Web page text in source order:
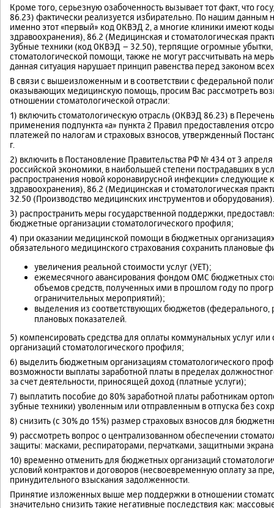
Кроме того, серьезную озабоченность вызывает тот факт, что
86.23) фактически реализуется избирательно. По нашим данным
именно этот «первый» код ОКВЭД 2, а многие клиники имеют
здравоохранения), 86.2 (Медицинская и стоматологическая
Зубные техники (код ОКВЭД – 32.50), терпящие огромные убытки,
стоматологической помощи, также не могут рассчитывать на
данная ситуация нарушает принцип равенства перед законом
В связи с вышеизложенным и в соответствии с федеральной
оказывающих медицинскую помощь, просим Вас рассмотреть
отношении стоматологической отрасли:
1) включить стоматологическую отрасль (ОКВЭД 86.23) в
применения подпункта «а» пункта 2 Правил предоставления
платежей по налогам и страховых взносов, утвержденный
г.
2) включить в Постановление Правительства РФ № 434 от 3
российской экономики, в наибольшей степени пострадавших в
распространения новой коронавирусной инфекции» следующие
здравоохранения), 86.2 (Медицинская и стоматологическая
32.50 (Производство медицинских инструментов и оборудования).
3) распространить меры государственной поддержки,
бюджетные организации стоматологического профиля;
4) при оказании медицинской помощи в бюджетных
обязательного медицинского страхования сохранить плановые
увеличения реальной стоимости услуг (УЕТ);
ежемесячного авансирования фондом ОМС бюджетных
объемов средств, полученных ими в прошлом году по
ограничительных мероприятий);
выделения из соответствующих бюджетов (федерального,
плановых показателей.
5) компенсировать средства для оплаты коммунальных услуг
организаций стоматологического профиля;
6) выделить бюджетным организациям стоматологического
возможности выплаты заработной платы в пределах
за счет деятельности, приносящей доход (платные услуги);
7) выплатить пособие до 80% заработной платы работникам
зубные техники) уволенным или отправленным в отпуска без
8) снизить (с 30% до 15%) размер страховых взносов для
9) рассмотреть вопрос о централизованном обеспечении
защиты: масками, респираторами, перчатками, защитными
10) временно отменить для бюджетных организаций
условий контрактов и договоров (несвоевременную оплату за
принудительного взыскания задолженности.
Принятие изложенных выше мер поддержки в отношении
значительно снизить такие негативные последствия как: